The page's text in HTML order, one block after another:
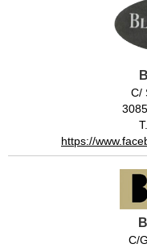
C/
https://
C/